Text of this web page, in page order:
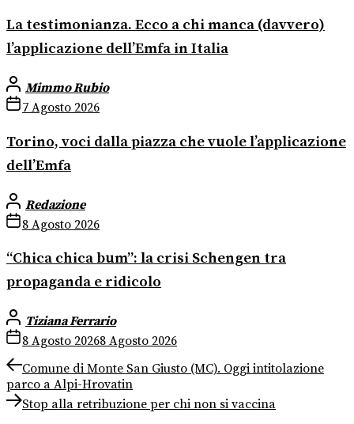
La testimonianza. Ecco a chi manca (davvero)
l’applicazione dell’Emfa in Italia
Mimmo Rubio
7 Agosto 2026
Torino, voci dalla piazza che vuole l’applicazione
dell’Emfa
Redazione
8 Agosto 2026
“Chica chica bum”: la crisi Schengen tra
propaganda e ridicolo
Tiziana Ferrario
8 Agosto 20268 Agosto 2026
Navigazione
articoli
Previous
post:
Comune di Monte San Giusto (MC). Oggi intitolazione
parco a Alpi-Hrovatin
Next
post:
Stop alla retribuzione per chi non si vaccina